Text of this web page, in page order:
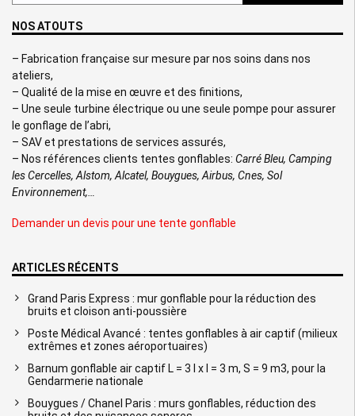
NOS ATOUTS
– Fabrication française sur mesure par nos soins dans nos
ateliers,
– Qualité de la mise en œuvre et des finitions,
– Une seule turbine électrique ou une seule pompe pour assurer
le gonflage de l’abri,
– SAV et prestations de services assurés,
– Nos références clients tentes gonflables: Carré Bleu, Camping
les Cercelles, Alstom, Alcatel, Bouygues, Airbus, Cnes, Sol
Environnement,…
Demander un devis pour une tente gonflable
ARTICLES RÉCENTS
Grand Paris Express : mur gonflable pour la réduction des
bruits et cloison anti-poussière
Poste Médical Avancé : tentes gonflables à air captif (milieux
extrêmes et zones aéroportuaires)
Barnum gonflable air captif L = 3 l x l = 3 m, S = 9 m3, pour la
Gendarmerie nationale
Bouygues / Chanel Paris : murs gonflables, réduction des